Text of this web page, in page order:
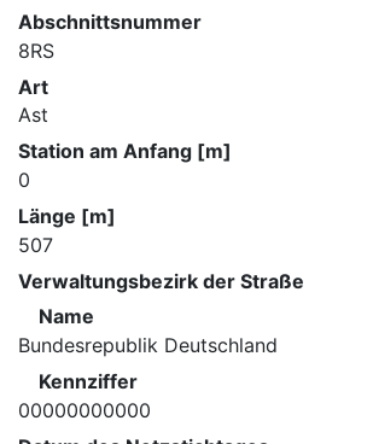
Abschnittsnummer
8RS
Art
Ast
Station am Anfang [m]
0
Länge [m]
507
Verwaltungsbezirk der Straße
Name
Bundesrepublik Deutschland
Kennziffer
00000000000